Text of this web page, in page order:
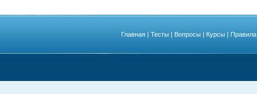
Главная | Тесты | Вопросы | Курсы | Правила